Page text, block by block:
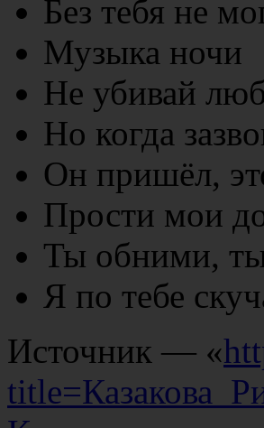
Без тебя не
Музыка ночи
Не убивай
Но когда
Он пришёл,
Прости мои
Ты обними,
Я по тебе
Источник — «